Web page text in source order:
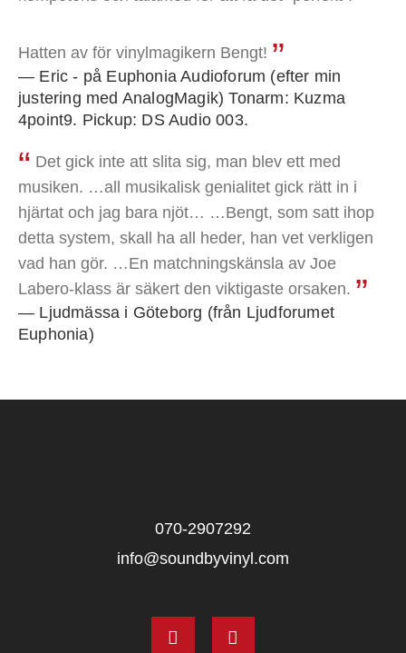
Hatten av för vinylmagikern Bengt!
— Eric - på Euphonia Audioforum (efter min
justering med AnalogMagik) Tonarm: Kuzma
4point9. Pickup: DS Audio 003.
Det gick inte att slita sig, man blev ett med
musiken. …all musikalisk genialitet gick rätt in i
hjärtat och jag bara njöt… …Bengt, som satt ihop
detta system, skall ha all heder, han vet verkligen
vad han gör. …En matchningskänsla av Joe
Labero-klass är säkert den viktigaste orsaken.
— Ljudmässa i Göteborg (från Ljudforumet
Euphonia)
070‑2907292
info@soundbyvinyl.com